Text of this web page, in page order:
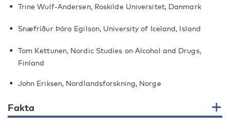
Trine Wulf-Andersen, Roskilde Universitet, Danmark
Snæfríður Þóra Egilson, University of Iceland, Island
Tom Kettunen, Nordic Studies on Alcohol and Drugs,
Finland
John Eriksen, Nordlandsforskning, Norge
Fakta